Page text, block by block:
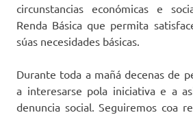
circunstancias económicas e
Renda Básica que permita
súas necesidades básicas.
Durante toda a mañá decenas de
a interesarse pola iniciativa e a
denuncia social. Seguiremos coa